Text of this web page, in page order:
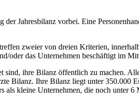
Jahresbilanz vorbei. Eine
zweier von dreien Kriterien,
das Unternehmen beschäftigt im
sind, ihre Bilanz öffentlich zu machen.
Bilanz. Ihre Bilanz liegt unter 350.000
als kleine Unternehmen, die noch unter